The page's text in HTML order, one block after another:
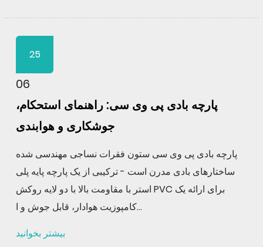
25
06
پارچه بادی پی وی سی: راهنمای استحکام،
جوشکاری و هوابندی
پارچه بادی پی وی سی ستون فقرات نساجی مهندسی شده
ساختارهای بادی مدرن است - ترکیبی از یک پارچه پایه پلی
استر با مقاومت بالا با دو لایه روکش PVC برای ارائه یک
کامپوزیت هوادار، قابل جوش و ا...
بیشتر بخوانید